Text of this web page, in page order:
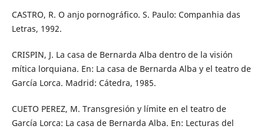
CASTRO, R. O anjo pornográfico. S. Paulo: Companhia das
Letras, 1992.
CRISPIN, J. La casa de Bernarda Alba dentro de la visión
mítica lorquiana. En: La casa de Bernarda Alba y el teatro de
García Lorca. Madrid: Cátedra, 1985.
CUETO PEREZ, M. Transgresión y límite en el teatro de
García Lorca: La casa de Bernarda Alba. En: Lecturas del